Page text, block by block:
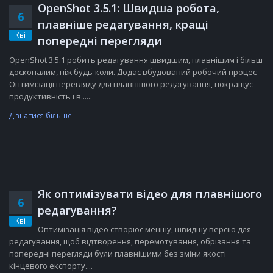
6
Кві
OpenShot 3.5.1: Швидша робота,
плавніше редагування, кращі
попередні перегляди
OpenShot 3.5.1 робить редагування швидшим, плавнішим і більш
досконалим, ніж будь-коли. Додає вбудований робочий процес
Оптимізації перегляду для плавнішого редагування, покращує
продуктивність і в......
Дізнатися більше
6
Кві
Як оптимізувати відео для плавнішого
редагування?
Оптимізація відео створює меншу, швидшу версію для
редагування, щоб відтворення, перемотування, обрізання та
попередні перегляди були плавнішими без зміни якості
кінцевого експорту....